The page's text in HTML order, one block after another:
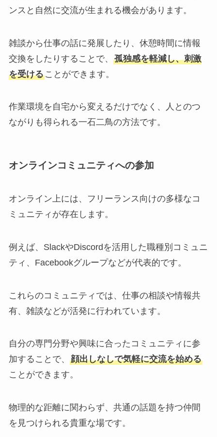
ンスと自然に交流が生まれる機会があります。
雑談から仕事の話に発展したり、休憩時間に情報
交換をしたりすることで、 孤独感を軽減し、刺激
を受けることができます。
作業環境を自宅から変えるだけでなく、人とのつ
ながりも得られる一石二鳥の方法です。
オンラインコミュニティへの参加
オンライン上には、フリーランス向けの多様なコ
ミュニティが存在します。
例えば、SlackやDiscordを活用した職種別コミュニ
ティ、Facebookグループなどが代表的です。
これらのコミュニティでは、仕事の相談や情報共
有、雑談などが活発に行われています。
自分の専門分野や興味に合ったコミュニティに参
加することで、 顔出しなしで気軽に交流を始める
ことができます。
物理的な距離に関わらず、共通の話題を持つ仲間
を見つけられる貴重な場です。